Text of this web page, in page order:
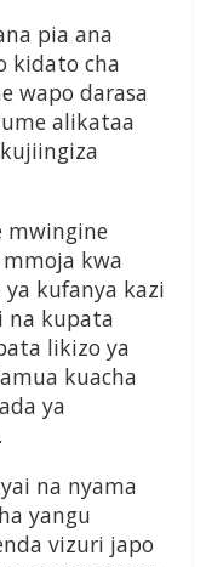
pia ana
kidato cha
wapo darasa
alikataa
mwingine
kwa
kufanya kazi
na kupata
likizo ya
kuacha
ya
na nyama
yangu
vizuri japo